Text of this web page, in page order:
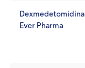
Dexmedetomidina
Ever Pharma